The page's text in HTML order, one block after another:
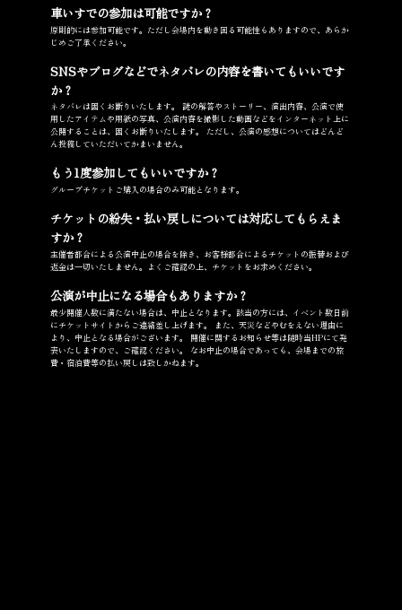
車いすでの参加は可能ですか？
原則的には参加可能です。ただし会場内を動き回る可能性もありますので、あらか
じめご了承ください。
SNSやブログなどでネタバレの内容を書いてもいいです
か？
ネタバレは固くお断りいたします。 謎の解答やストーリー、演出内容、公演で使
用したアイテムや用紙の写真、公演内容を撮影した動画などをインターネット上に
公開することは、固くお断りいたします。 ただし、公演の感想についてはどんど
ん投稿していただいてかまいません。
もう1度参加してもいいですか？
グループチケットご購入の場合のみ可能となります。
チケットの紛失・払い戻しについては対応してもらえま
すか？
主催者都合による公演中止の場合を除き、お客様都合によるチケットの振替および
返金は一切いたしません。よくご確認の上、チケットをお求めください。
公演が中止になる場合もありますか？
最少開催人数に満たない場合は、中止となります。該当の方には、イベント数日前
にチケットサイトからご連絡差し上げます。 また、天災などやむをえない理由に
より、中止となる場合がございます。 開催に関するお知らせ等は随時当HPにて発
表いたしますので、ご確認ください。 なお中止の場合であっても、会場までの旅
費・宿泊費等の払い戻しは致しかねます。